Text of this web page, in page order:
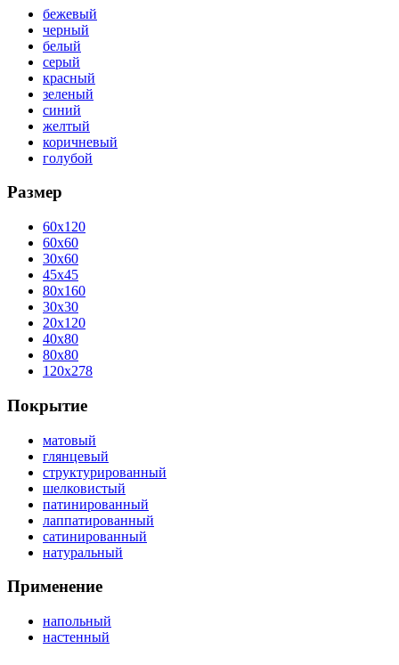
бежевый
черный
белый
серый
красный
зеленый
синий
желтый
коричневый
голубой
Размер
60x120
60x60
30x60
45x45
80x160
30x30
20x120
40x80
80x80
120x278
Покрытие
матовый
глянцевый
структурированный
шелковистый
патинированный
лаппатированный
сатинированный
натуральный
Применение
напольный
настенный